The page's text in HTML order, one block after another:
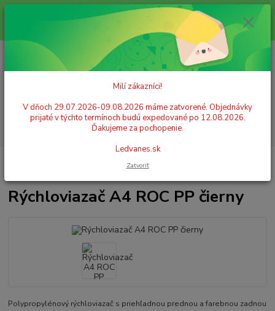
Milí zákazníci! V dňoch 29.07.2026-09.08.2026 máme zatvorené.
Objednávky prijaté v týchto termínoch budú expedované po 12.08.2026.
Ďakujeme za pochopenie. Ledvanes.sk
+421 908 755 958
Po. - Pia. od 9:00 hod. - 16:00 hod.
za0,00 EUR
Rýchloviazač A4 ROC PP čierny
Rýchloviazač A4 ROC PP čierny
Polypropylénový rýchloviazač s priehľadnou prednou a farebnou zadnou
Milí zákazníci!
V dňoch 29.07.2026-09.08.2026 máme zatvorené. Objednávky
prijaté v týchto termínoch budú expedované po 12.08.2026.
Ďakujeme za pochopenie.
Ledvanes.sk
Zatvoriť